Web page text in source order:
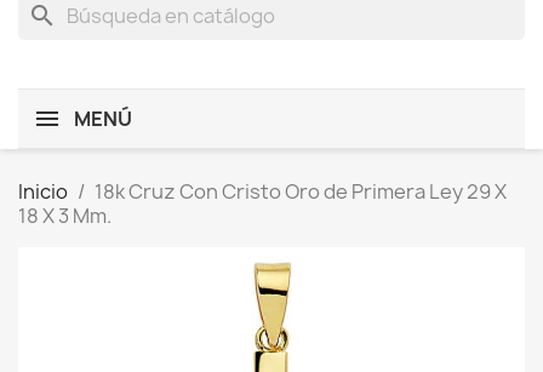
search
MENÚ
Inicio
18k Cruz Con Cristo Oro de Primera Ley 29 X
18 X 3 Mm.